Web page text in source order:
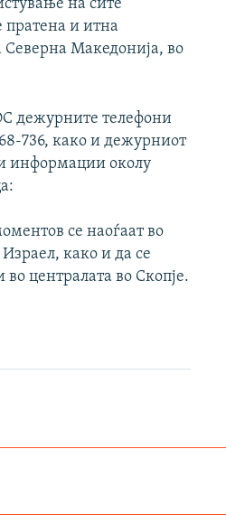
на сите
и итна
Северна Македонија, во
дежурните телефони
736, како и дежурниот
информации околу
се наоѓаат во
како и да се
централата во Скопје.